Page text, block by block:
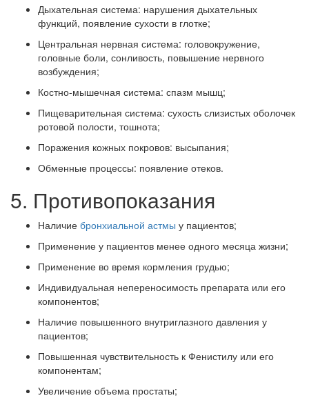
Дыхательная система: нарушения дыхательных
функций, появление сухости в глотке;
Центральная нервная система: головокружение,
головные боли, сонливость, повышение нервного
возбуждения;
Костно-мышечная система: спазм мышц;
Пищеварительная система: сухость слизистых оболочек
ротовой полости, тошнота;
Поражения кожных покровов: высыпания;
Обменные процессы: появление отеков.
5. Противопоказания
Наличие бронхиальной астмы у пациентов;
Применение у пациентов менее одного месяца жизни;
Применение во время кормления грудью;
Индивидуальная непереносимость препарата или его
компонентов;
Наличие повышенного внутриглазного давления у
пациентов;
Повышенная чувствительность к Фенистилу или его
компонентам;
Увеличение объема простаты;